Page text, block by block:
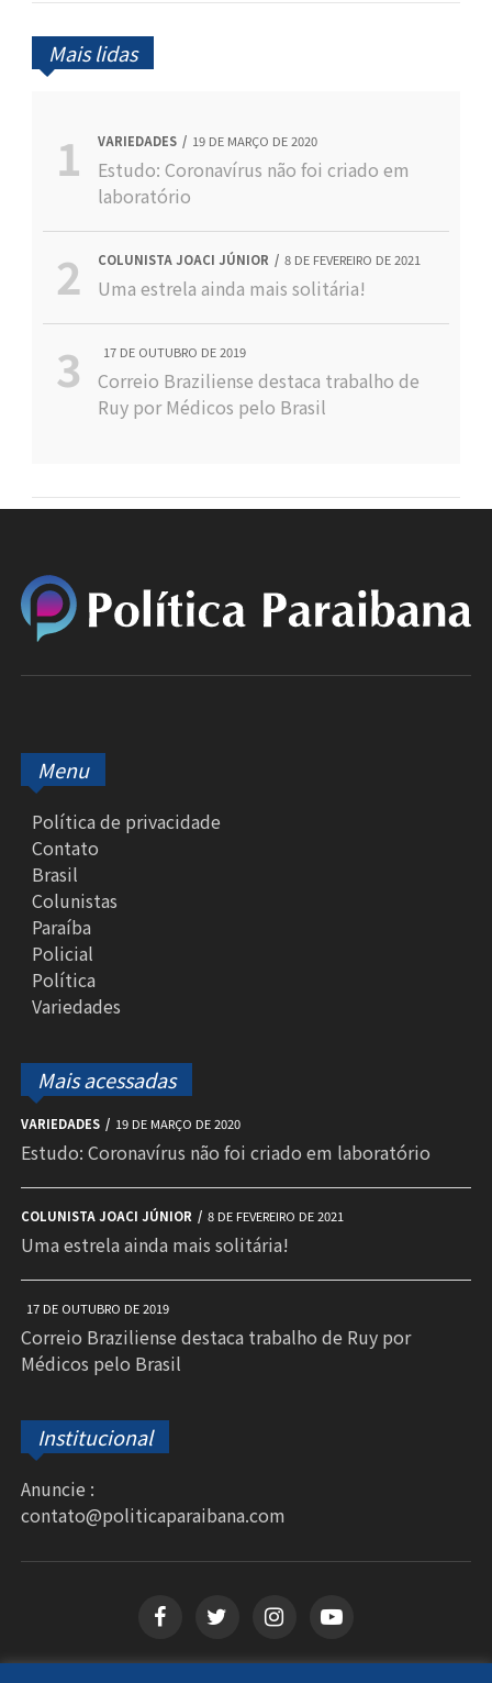
Mais lidas
VARIEDADES 19 DE MARÇO DE 2020
Estudo: Coronavírus não foi criado em
laboratório
COLUNISTA JOACI JÚNIOR 8 DE FEVEREIRO DE 2021
Uma estrela ainda mais solitária!
17 DE OUTUBRO DE 2019
Correio Braziliense destaca trabalho de
Ruy por Médicos pelo Brasil
Menu
Política de privacidade
Contato
Brasil
Colunistas
Paraíba
Policial
Política
Variedades
Mais acessadas
VARIEDADES 19 DE MARÇO DE 2020
Estudo: Coronavírus não foi criado em laboratório
COLUNISTA JOACI JÚNIOR 8 DE FEVEREIRO DE 2021
Uma estrela ainda mais solitária!
17 DE OUTUBRO DE 2019
Correio Braziliense destaca trabalho de Ruy por
Médicos pelo Brasil
Institucional
Anuncie :
contato@politicaparaibana.com